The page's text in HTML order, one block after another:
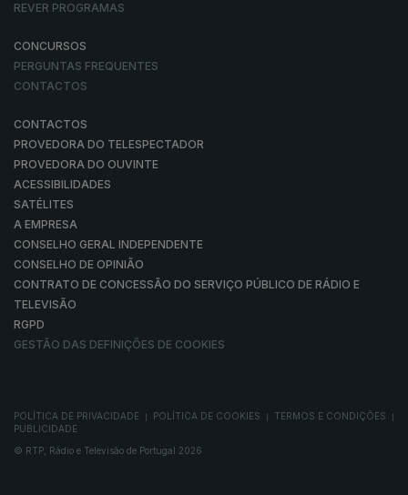
REVER PROGRAMAS
CONCURSOS
PERGUNTAS FREQUENTES
CONTACTOS
CONTACTOS
PROVEDORA DO TELESPECTADOR
PROVEDORA DO OUVINTE
ACESSIBILIDADES
SATÉLITES
A EMPRESA
CONSELHO GERAL INDEPENDENTE
CONSELHO DE OPINIÃO
CONTRATO DE CONCESSÃO DO SERVIÇO PÚBLICO DE RÁDIO E
TELEVISÃO
RGPD
GESTÃO DAS DEFINIÇÕES DE COOKIES
POLÍTICA DE PRIVACIDADE POLÍTICA DE COOKIES TERMOS E CONDIÇÕES
PUBLICIDADE
© RTP, Rádio e Televisão de Portugal 2026